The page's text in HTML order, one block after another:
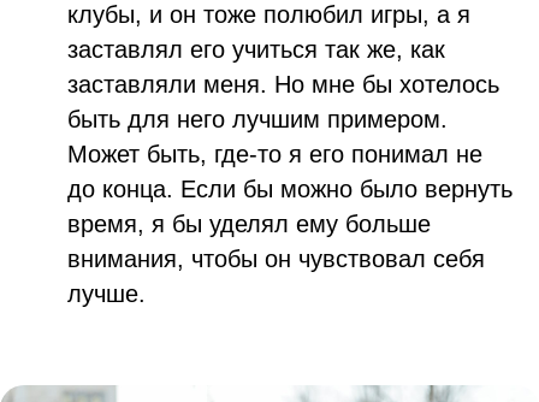
клубы, и он тоже полюбил игры, а я
заставлял его учиться так же, как
заставляли меня. Но мне бы хотелось
быть для него лучшим примером.
Может быть, где-то я его понимал не
до конца. Если бы можно было вернуть
время, я бы уделял ему больше
внимания, чтобы он чувствовал себя
лучше.